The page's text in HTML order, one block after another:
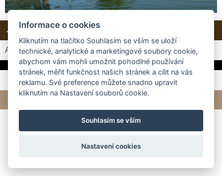
← Předchozí Další → Zpět do složky
Automatické procházení: 3|4|5|6|7(čas ve vteřinách)
Informace o cookies
Kliknutím na tlačítko Souhlasím se vším se uloží
technické, analytické a marketingové soubory cookie,
abychom vám mohli umožnit pohodlné používání
stránek, měřit funkčnost našich stránek a cílit na vás
reklamu. Své preference můžete snadno upravit
kliknutím na Nastavení souborů cookie.
Souhlasím se vším
Nastavení cookies